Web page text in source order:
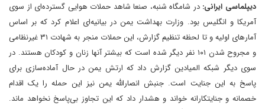
دیپلماسی ایرانی: در شامگاه شنبه، صنعا شاهد حملات هوایی گسترده‌ای از سوی
آمریکا و انگلیس بود. وزارت بهداشت یمن در بیانیه‌ای اعلام کرد که بر اساس
آمارهای اولیه و تا لحظه تنظیم گزارش، این حملات منجر به شهادت ۳۱ غیرنظامی
و مجروح شدن ۱۰۱ نفر دیگر شده است که بیشتر آنها زنان و کودکان هستند. در
سوی دیگر شبکه المیادین گزارش داد که ارتش یمن در حال آماده‌سازی برای
پاسخ به این جنایت است. جنبش انصارالله یمن نیز این حمله را یک اقدام
خصمانه و جنایتکارانه خواند و هشدار داد که این تجاوز بی‌پاسخ نخواهد ماند.